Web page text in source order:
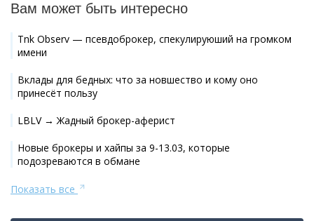
Вам может быть интересно
Tnk Observ — псевдоброкер, спекулируюший на громком
имени
Вклады для бедных: что за новшество и кому оно
принесёт пользу
LBLV → Жадный брокер-аферист
Новые брокеры и хайпы за 9-13.03, которые
подозреваются в обмане
Показать все